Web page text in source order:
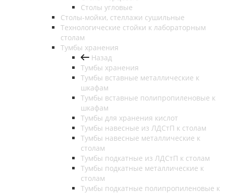
Столы угловые
Столы-мойки, стеллажи сушильные
Технологические стойки к лабораторным
столам
Тумбы хранения
Назад
Тумбы хранения
Тумбы вставные металлические к
шкафам
Тумбы вставные полипропиленовые к
шкафам
Тумбы для хранения кислот
Тумбы навесные из ЛДСтП к столам
Тумбы навесные металлические к
столам
Тумбы подкатные из ЛДСтП к столам
Тумбы подкатные металлические к
столам
Тумбы подкатные полипропиленовые к